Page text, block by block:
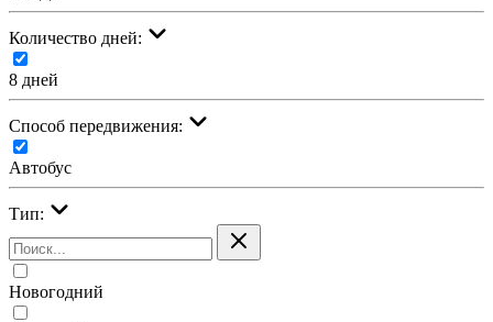
Количество дней:
8 дней
Cпособ передвижения:
Автобус
Тип:
Новогодний